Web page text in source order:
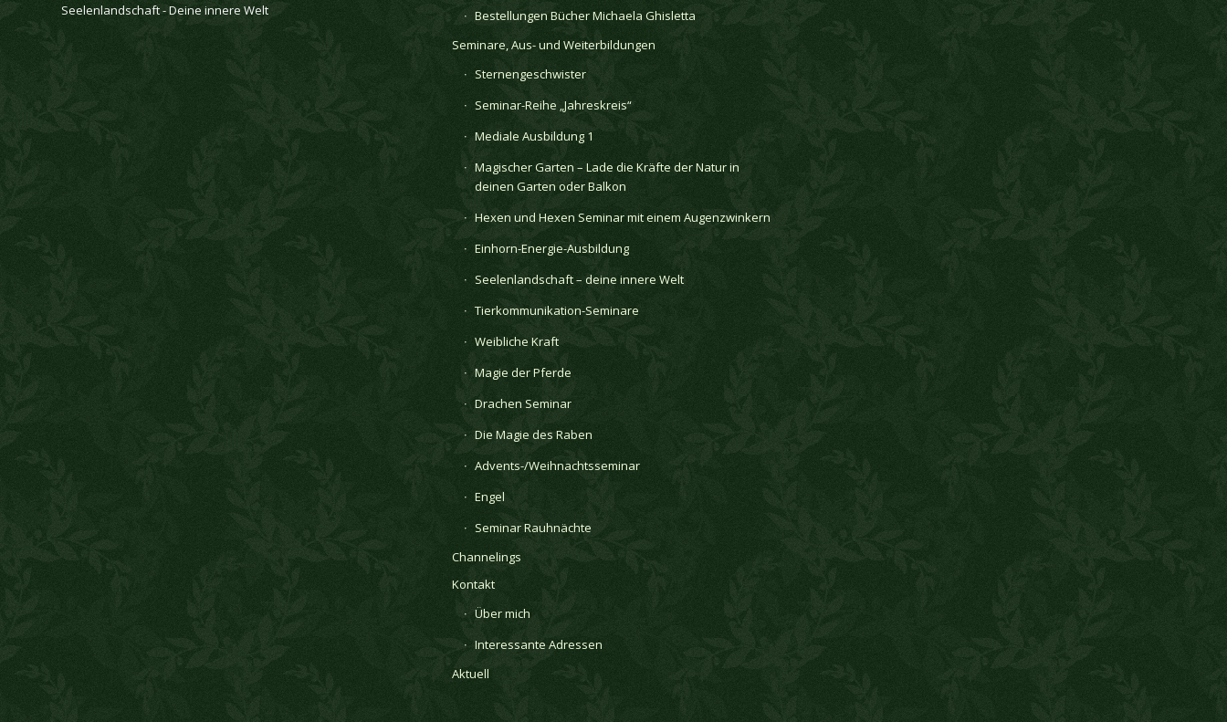
Seelenlandschaft - Deine innere Welt
Bestellungen Bücher Michaela Ghisletta
Seminare, Aus- und Weiterbildungen
Sternengeschwister
Seminar-Reihe „Jahreskreis“
Mediale Ausbildung 1
Magischer Garten – Lade die Kräfte der Natur in
deinen Garten oder Balkon
Hexen und Hexen Seminar mit einem Augenzwinkern
Einhorn-Energie-Ausbildung
Seelenlandschaft – deine innere Welt
Tierkommunikation-Seminare
Weibliche Kraft
Magie der Pferde
Drachen Seminar
Die Magie des Raben
Advents-/Weihnachtsseminar
Engel
Seminar Rauhnächte
Channelings
Kontakt
Über mich
Interessante Adressen
Aktuell